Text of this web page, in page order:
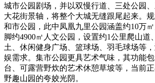
城市公园剧场，并以双慢行道、三处公园
大花街景轴，将整个大城无缝跟尾起来。
和市公园，此中凤凰九里公园涵盖约10万
脚约4900㎡人文公园，设置约1公里爬山道
土、休闲健身广场、篮球场、羽毛球场等
娱需求。集市公园更具艺术气味，其功能
台、可露营野炊的艺术休憩草坡等，当前
野趣山园的夸姣光阴。